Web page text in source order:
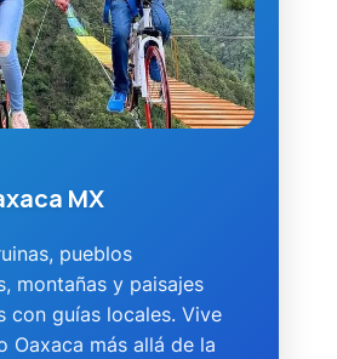
MX
pueblos
montañas y paisajes
con guías locales. Vive
Oaxaca más allá de la